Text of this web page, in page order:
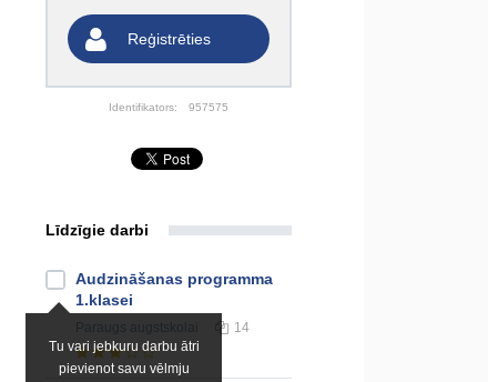
Reģistrēties
Identifikators: 957575
Līdzīgie darbi
Tu vari jebkuru darbu ātri
pievienot savu vēlmju
Audzināšanas programma
1.klasei
14